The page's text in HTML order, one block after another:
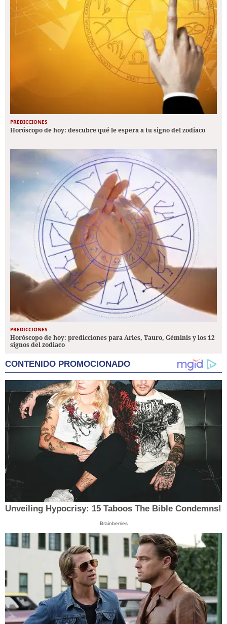
PREDICCIONES
Horóscopo de hoy: descubre qué le espera a tu signo del zodiaco
PREDICCIONES
Horóscopo de hoy: predicciones para Aries, Tauro, Géminis y los 12
signos del zodiaco
CONTENIDO PROMOCIONADO
Unveiling Hypocrisy: 15 Taboos The Bible Condemns!
Brainberries